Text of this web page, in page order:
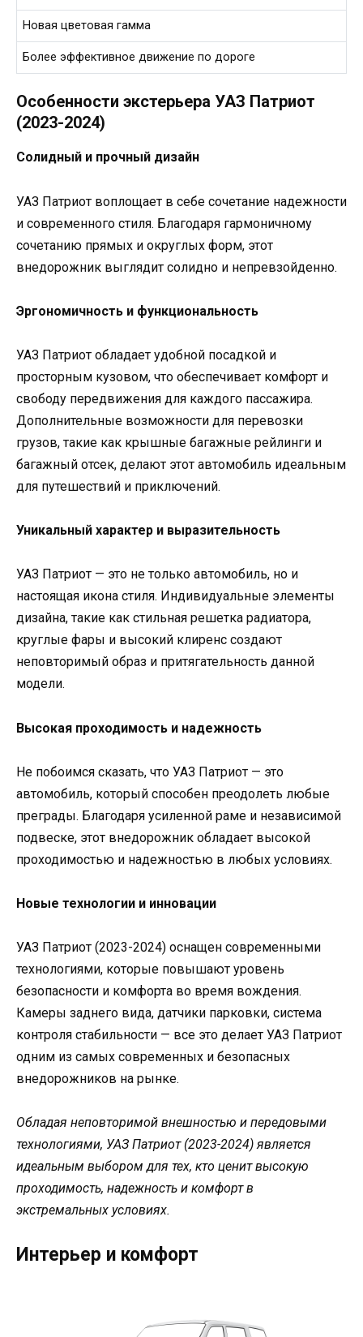
Новая цветовая гамма
Более эффективное движение по дороге
Особенности экстерьера УАЗ Патриот
(2023-2024)
Солидный и прочный дизайн
УАЗ Патриот воплощает в себе сочетание надежности
и современного стиля. Благодаря гармоничному
сочетанию прямых и округлых форм, этот
внедорожник выглядит солидно и непревзойденно.
Эргономичность и функциональность
УАЗ Патриот обладает удобной посадкой и
просторным кузовом, что обеспечивает комфорт и
свободу передвижения для каждого пассажира.
Дополнительные возможности для перевозки
грузов, такие как крышные багажные рейлинги и
багажный отсек, делают этот автомобиль идеальным
для путешествий и приключений.
Уникальный характер и выразительность
УАЗ Патриот — это не только автомобиль, но и
настоящая икона стиля. Индивидуальные элементы
дизайна, такие как стильная решетка радиатора,
круглые фары и высокий клиренс создают
неповторимый образ и притягательность данной
модели.
Высокая проходимость и надежность
Не побоимся сказать, что УАЗ Патриот — это
автомобиль, который способен преодолеть любые
преграды. Благодаря усиленной раме и независимой
подвеске, этот внедорожник обладает высокой
проходимостью и надежностью в любых условиях.
Новые технологии и инновации
УАЗ Патриот (2023-2024) оснащен современными
технологиями, которые повышают уровень
безопасности и комфорта во время вождения.
Камеры заднего вида, датчики парковки, система
контроля стабильности — все это делает УАЗ Патриот
одним из самых современных и безопасных
внедорожников на рынке.
Обладая неповторимой внешностью и передовыми
технологиями, УАЗ Патриот (2023-2024) является
идеальным выбором для тех, кто ценит высокую
проходимость, надежность и комфорт в
экстремальных условиях.
Интерьер и комфорт